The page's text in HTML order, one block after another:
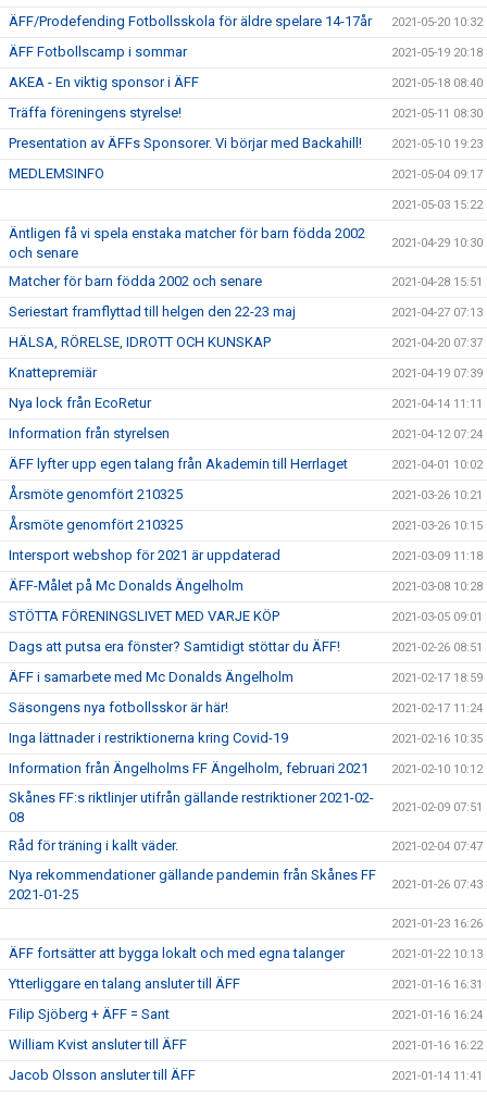
ÄFF/Prodefending Fotbollsskola för äldre spelare 14-17år 2021-05-20 10:32
ÄFF Fotbollscamp i sommar 2021-05-19 20:18
AKEA - En viktig sponsor i ÄFF 2021-05-18 08:40
Träffa föreningens styrelse! 2021-05-11 08:30
Presentation av ÄFFs Sponsorer. Vi börjar med Backahill! 2021-05-10 19:23
MEDLEMSINFO 2021-05-04 09:17
2021-05-03 15:22
Äntligen få vi spela enstaka matcher för barn födda 2002
och senare
2021-04-29 10:30
Matcher för barn födda 2002 och senare 2021-04-28 15:51
Seriestart framflyttad till helgen den 22-23 maj 2021-04-27 07:13
HÄLSA, RÖRELSE, IDROTT OCH KUNSKAP 2021-04-20 07:37
Knattepremiär 2021-04-19 07:39
Nya lock från EcoRetur 2021-04-14 11:11
Information från styrelsen 2021-04-12 07:24
ÄFF lyfter upp egen talang från Akademin till Herrlaget 2021-04-01 10:02
Årsmöte genomfört 210325 2021-03-26 10:21
Årsmöte genomfört 210325 2021-03-26 10:15
Intersport webshop för 2021 är uppdaterad 2021-03-09 11:18
ÄFF-Målet på Mc Donalds Ängelholm 2021-03-08 10:28
STÖTTA FÖRENINGSLIVET MED VARJE KÖP 2021-03-05 09:01
Dags att putsa era fönster? Samtidigt stöttar du ÄFF! 2021-02-26 08:51
ÄFF i samarbete med Mc Donalds Ängelholm 2021-02-17 18:59
Säsongens nya fotbollsskor är här! 2021-02-17 11:24
Inga lättnader i restriktionerna kring Covid-19 2021-02-16 10:35
Information från Ängelholms FF Ängelholm, februari 2021 2021-02-10 10:12
Skånes FF:s riktlinjer utifrån gällande restriktioner 2021-02-
08
2021-02-09 07:51
Råd för träning i kallt väder. 2021-02-04 07:47
Nya rekommendationer gällande pandemin från Skånes FF
2021-01-25
2021-01-26 07:43
2021-01-23 16:26
ÄFF fortsätter att bygga lokalt och med egna talanger 2021-01-22 10:13
Ytterliggare en talang ansluter till ÄFF 2021-01-16 16:31
Filip Sjöberg + ÄFF = Sant 2021-01-16 16:24
William Kvist ansluter till ÄFF 2021-01-16 16:22
Jacob Olsson ansluter till ÄFF 2021-01-14 11:41